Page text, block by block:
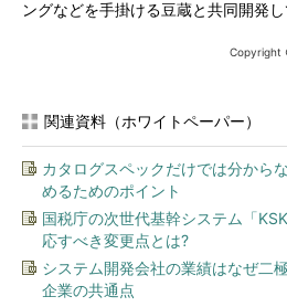
ングなどを手掛ける豆蔵と共同開発し
Copyright
関連資料（ホワイトペーパー）
カタログスペックだけでは分から
めるためのポイント
国税庁の次世代基幹システム「
応すべき変更点とは?
システム開発会社の業績はなぜ二
企業の共通点